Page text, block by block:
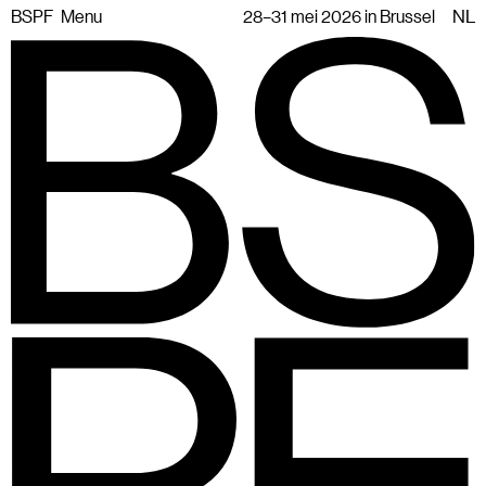
BSPF Menu 28–31 mei 2026 in Brussel NL